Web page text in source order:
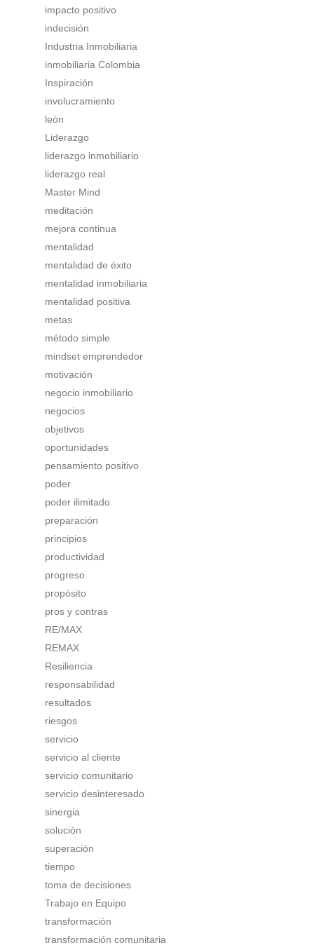
impacto positivo
indecisión
Industria Inmobiliaria
inmobiliaria Colombia
Inspiración
involucramiento
león
Liderazgo
liderazgo inmobiliario
liderazgo real
Master Mind
meditación
mejora continua
mentalidad
mentalidad de éxito
mentalidad inmobiliaria
mentalidad positiva
metas
método simple
mindset emprendedor
motivación
negocio inmobiliario
negocios
objetivos
oportunidades
pensamiento positivo
poder
poder ilimitado
preparación
principios
productividad
progreso
propósito
pros y contras
RE/MAX
REMAX
Resiliencia
responsabilidad
resultados
riesgos
servicio
servicio al cliente
servicio comunitario
servicio desinteresado
sinergia
solución
superación
tiempo
toma de decisiones
Trabajo en Equipo
transformación
transformación comunitaria